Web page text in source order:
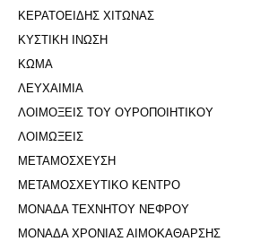
ΚΕΡΑΤΟΕΙΔΗΣ ΧΙΤΩΝΑΣ
ΚΥΣΤΙΚΗ ΙΝΩΣΗ
ΚΩΜΑ
ΛΕΥΧΑΙΜΙΑ
ΛΟΙΜΟΞΕΙΣ ΤΟΥ ΟΥΡΟΠΟΙΗΤΙΚΟΥ
ΛΟΙΜΩΞΕΙΣ
ΜΕΤΑΜΟΣΧΕΥΣΗ
ΜΕΤΑΜΟΣΧΕΥΤΙΚΟ ΚΕΝΤΡΟ
ΜΟΝΑΔΑ ΤΕΧΝΗΤΟΥ ΝΕΦΡΟΥ
ΜΟΝΑΔΑ ΧΡΟΝΙΑΣ ΑΙΜΟΚΑΘΑΡΣΗΣ